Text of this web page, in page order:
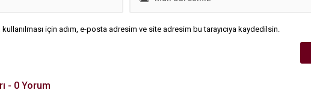
için adım, e-posta adresim ve site adresim bu tarayıcıya kaydedilsin.
- 0 Yorum